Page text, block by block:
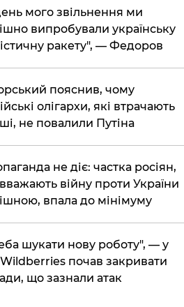
мого звільнення ми
випробували українську
ракету", — Федоров
пояснив, чому
олігархи, які втрачають
не повалили Путіна
не діє: частка росіян,
війну проти України
впала до мінімуму
шукати нову роботу", — у
почав закривати
що зазнали атак